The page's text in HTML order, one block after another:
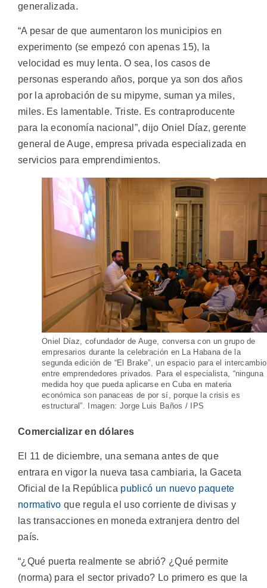
generalizada.
“A pesar de que aumentaron los municipios en
experimento (se empezó con apenas 15), la
velocidad es muy lenta. O sea, los casos de
personas esperando años, porque ya son dos años
por la aprobación de su mipyme, suman ya miles,
miles. Es lamentable. Triste. Es contraproducente
para la economía nacional”, dijo Oniel Díaz, gerente
general de Auge, empresa privada especializada en
servicios para emprendimientos.
Oniel Díaz, cofundador de Auge, conversa con un grupo de
empresarios durante la celebración en La Habana de la
segunda edición de “El Brake”, un espacio para el intercambio
entre emprendedores privados. Para el especialista, “ninguna
medida hoy que pueda aplicarse en Cuba en materia
económica son panaceas de por sí, porque la crisis es
estructural”. Imagen: Jorge Luis Baños / IPS
Comercializar en dólares
El 11 de diciembre, una semana antes de que
entrara en vigor la nueva tasa cambiaria, la Gaceta
Oficial de la República publicó un nuevo paquete
normativo que regula el uso corriente de divisas y
las transacciones en moneda extranjera dentro del
país.
“¿Qué puerta realmente se abrió? ¿Qué permite
(norma) para el sector privado? Lo primero es que la